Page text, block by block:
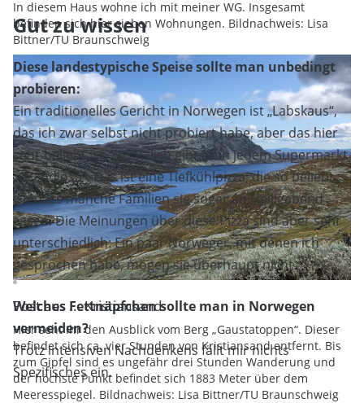
In diesem Haus wohne ich mit meiner WG. Insgesamt
befinden sich hier sieben Wohnungen. Bildnachweis: Lisa
Bittner/TU Braunschweig
Post aus ... Kristiansand
Hier seht Ihr den Ausblick vom Berg „Gaustatoppen“. Dieser
befindet sich ca. vier Stunden von Kristiansand entfernt. Bis
zum Gipfel sind es ungefähr drei Stunden Wanderung und
der höchste Punkt befindet sich 1883 Meter über dem
Meeresspiegel. Bildnachweis: Lisa Bittner/TU Braunschweig
Gut zu wissen
Diese landestypische Speise sollte man unbedingt
probieren:
Ein traditionelles Gericht in Norwegen ist „Labskaus“,
das ich zwar selbst nicht probiert habe, aber das hier
sehr beliebt ist. Zusätzlich gibt es in jedem Supermarkt
„Grandiosa“. Das ist eine Tiefkühlpizza, die so beliebt
ist, dass manche Familien sie sogar an Heiligabend
essen. Die Meinungen über diese Pizza sind aber sehr
unterschiedlich: Ein paar Norweger, mit denen ich
gesprochen habe, mögen sie überhaupt nicht.
Welches Fettnäpfchen sollte man in Norwegen
vermeiden?
Trotz intensiven Nachdenkens fällt mir nichts
Spezifisches ein.